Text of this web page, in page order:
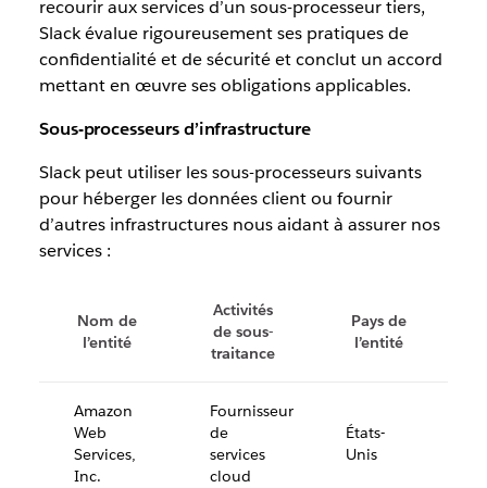
recourir aux services d’un sous-processeur tiers,
Slack évalue rigoureusement ses pratiques de
confidentialité et de sécurité et conclut un accord
mettant en œuvre ses obligations applicables.
Sous-processeurs d’infrastructure
Slack peut utiliser les sous-processeurs suivants
pour héberger les données client ou fournir
d’autres infrastructures nous aidant à assurer nos
services :
Nom de
l’entité
Activités
de sous-
traitance
Pays de
l’entité
Amazon
Web
Services,
Inc.
Fournisseur
de
services
cloud
États-
Unis